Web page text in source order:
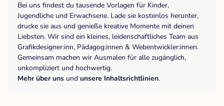
Bei uns findest du tausende Vorlagen für Kinder,
Jugendliche und Erwachsene. Lade sie kostenlos herunter,
drucke sie aus und genieße kreative Momente mit deinen
Liebsten. Wir sind ein kleines, leidenschaftliches Team aus
Grafikdesigner:inn, Pädagog:innen & Webentwickler:innen.
Gemeinsam machen wir Ausmalen für alle zugänglich,
unkompliziert und hochwertig.
Mehr über uns und unsere Inhaltsrichtlinien.